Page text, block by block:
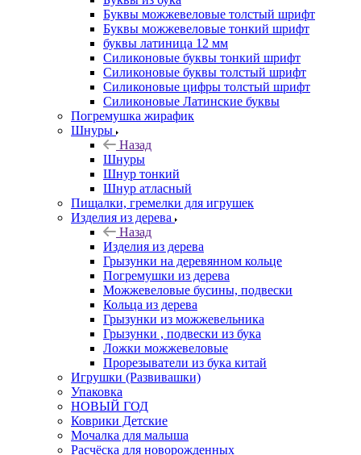
Буквы можжевеловые толстый шрифт
Буквы можжевеловые тонкий шрифт
буквы латиница 12 мм
Силиконовые буквы тонкий шрифт
Силиконовые буквы толстый шрифт
Силиконовые цифры толстый шрифт
Силиконовые Латинские буквы
Погремушка жирафик
Шнуры
Назад
Шнуры
Шнур тонкий
Шнур атласный
Пищалки, гремелки для игрушек
Изделия из дерева
Назад
Изделия из дерева
Грызунки на деревянном кольце
Погремушки из дерева
Можжевеловые бусины, подвески
Кольца из дерева
Грызунки из можжевельника
Грызунки , подвески из бука
Ложки можжевеловые
Прорезыватели из бука китай
Игрушки (Развивашки)
Упаковка
НОВЫЙ ГОД
Коврики Детские
Мочалка для малыша
Расчёска для новорожденных